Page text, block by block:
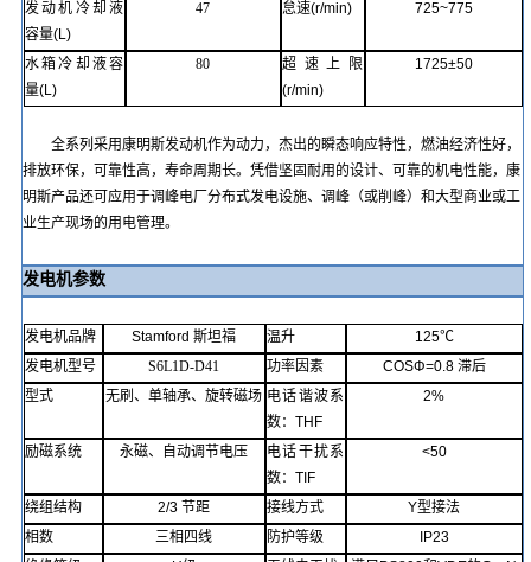
发动机冷却液
容量(L)
47 怠速(r/min) 725~775
水箱冷却液容
量(L)
80
超速上限
(r/min)
1725±50
全系列采用康明斯发动机作为动力，杰出的瞬态响应特性，燃油经济性好，
排放环保，可靠性高，寿命周期长。凭借坚固耐用的设计、可靠的机电性能，康
明斯产品还可应用于调峰电厂分布式发电设施、调峰（或削峰）和大型商业或工
业生产现场的用电管理。
发电机参数
发电机品牌 Stamford 斯坦福 温升
125℃
发电机型号
S6L1D-D41 功率因素 COSΦ=0.8 滞后
型式
无刷 、单轴承、旋转磁场 电话谐波系
数： THF
2%
励磁系统 永磁、自动调节电压 电话干扰系
数： TIF
<50
绕组结构 2/3 节距 接线方式 Y型接法
相数
三相四线 防护等级
IP23